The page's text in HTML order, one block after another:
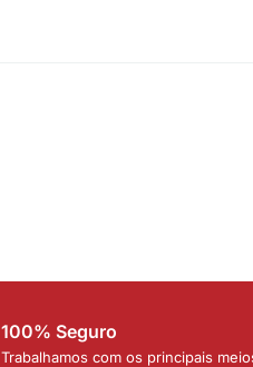
100% Seguro
Trabalhamos com os principais